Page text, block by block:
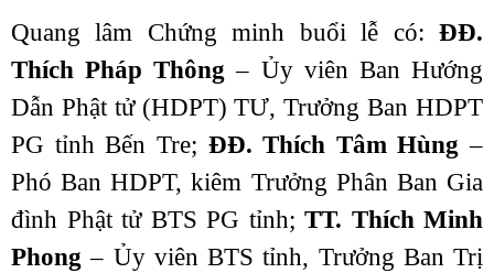
Quang lâm Chứng minh buổi lễ có: ĐĐ.
Thích Pháp Thông – Ủy viên Ban Hướng
Dẫn Phật tử (HDPT) TƯ, Trưởng Ban HDPT
PG tỉnh Bến Tre; ĐĐ. Thích Tâm Hùng –
Phó Ban HDPT, kiêm Trưởng Phân Ban Gia
đình Phật tử BTS PG tỉnh; TT. Thích Minh
Phong – Ủy viên BTS tỉnh, Trưởng Ban Trị